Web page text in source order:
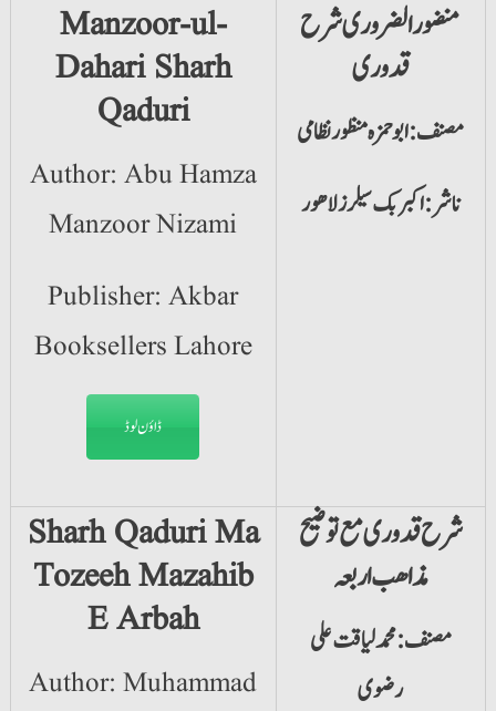
Manzoor-ul-
Dahari Sharh
Qaduri
Author: Abu Hamza
Manzoor Nizami
Publisher: Akbar
Booksellers Lahore
ڈاؤن لوڈ
منضور الضروری شرح
قدوری
مصنف:ابوحمزہ منظورنظامی
ناشر:اکبر بک سیلرز لاھور
Sharh Qaduri Ma
Tozeeh Mazahib
E Arbah
Author: Muhammad
شرح قدوری مع توضیح
مذاھب اربعہ
مصنف:محمد لیاقت علی
رضوی